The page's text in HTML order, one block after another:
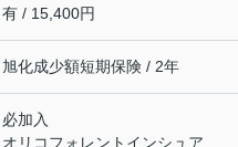
有 / 15,400円
旭化成少額短期保険 / 2年
必加入
オリコフォレントインシュア